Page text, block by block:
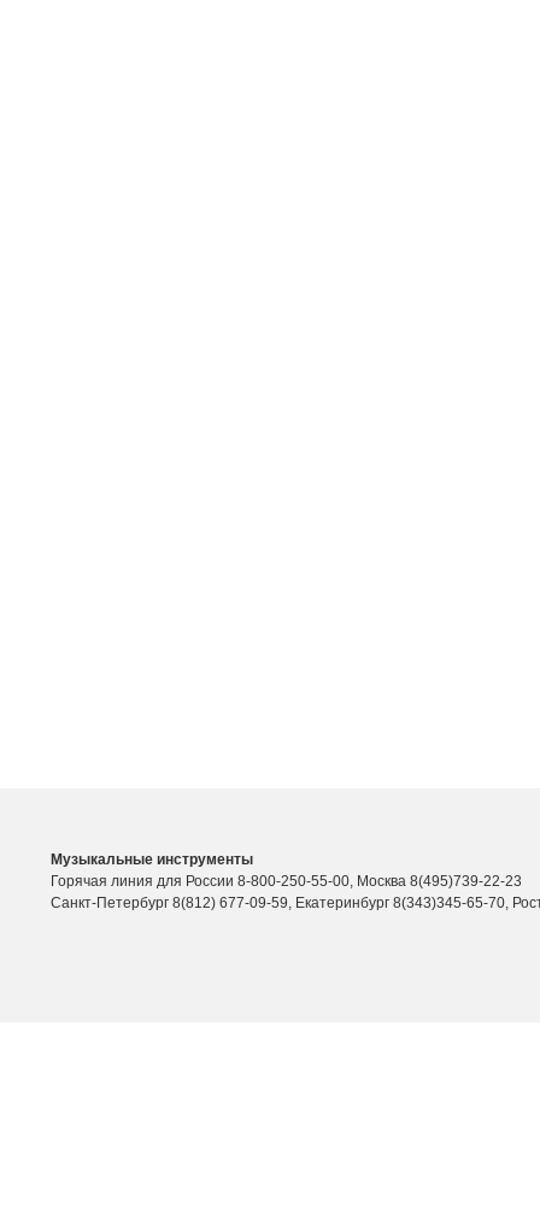
Музыкальные инструменты
Горячая линия для России 8-800-250-55-00, Москва 8(495)739-22-23
Санкт-Петербург 8(812) 677-09-59, Екатеринбург 8(343)345-65-70,